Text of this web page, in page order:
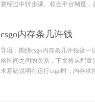
要经过中转步骤。领会平台制度，
csgo内存条几许钱
导语：围绕csgo内存条几许钱这
格区间之间的关系，下文将从配
求基础说明在运行csgo时，内存承